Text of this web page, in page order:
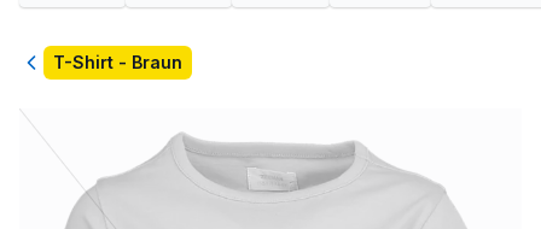
ZurückT-Shirt - Braun